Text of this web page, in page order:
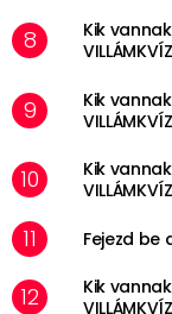
Kik
Kik
Kik
Fejezd be
Kik
VILLÁMKVÍZ